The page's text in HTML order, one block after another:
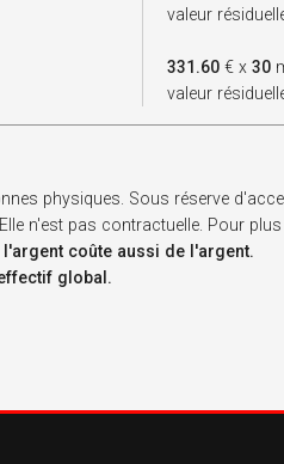
valeur
331.60 € x 30
valeur
physiques. Sous réserve
n'est pas contractuelle. Pour
coûte aussi de l'argent.
global.